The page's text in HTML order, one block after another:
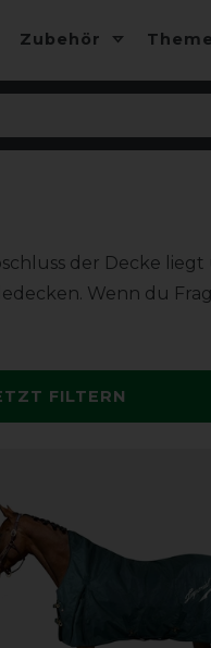
Zubehör
der Decke
Wenn du
FILTERN